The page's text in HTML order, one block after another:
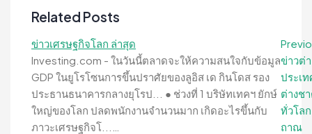
Related Posts
ข่าวเศรษฐกิจโลก ล่าสุด
Investing.com - ในวันนี้ตลาดจะให้ความสนใจกับข้อมูล
GDP ในยูโรโซนการขึ้นปราศัยของลูอิส เด กินโดส รอง
ประธานธนาคารกลางยุโรป... ● ช่วงที่ 1 บริษัทเทคฯ ยักษ์
ใหญ่ของโลก ปลดพนักงานจำนวนมาก เกิดอะไรขึ้นกับ
ภาวะเศรษฐกิจโ...…
Post
navigation
ข่าวต่
ประเ
ต่างช
ทั่วโล
ถาณ